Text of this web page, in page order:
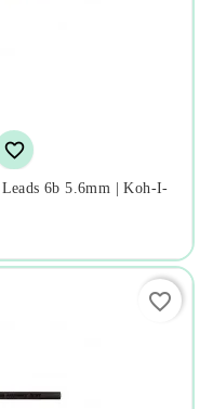

6b 5.6mm | Koh-I-
favorite_border